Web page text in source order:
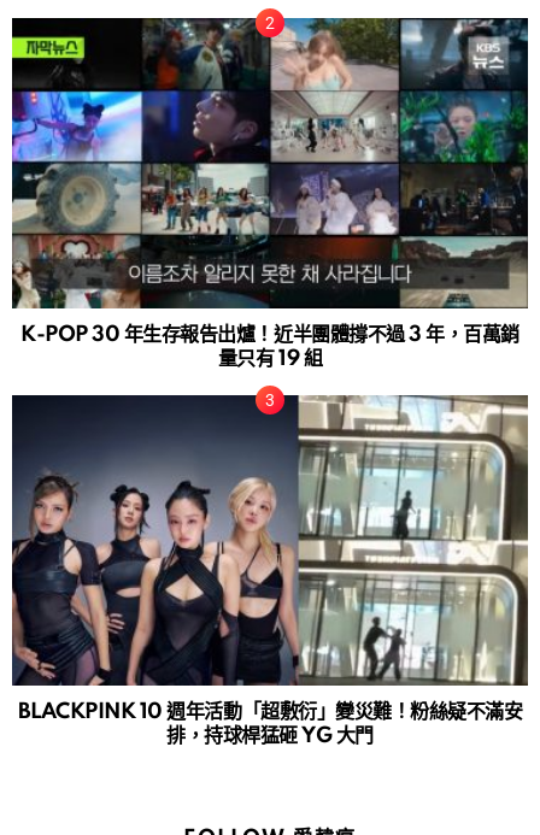
K-POP 30 年生存報告出爐！近半團體撐不過 3 年，百萬銷
量只有 19 組
BLACKPINK 10 週年活動「超敷衍」變災難！粉絲疑不滿安
排，持球桿猛砸 YG 大門